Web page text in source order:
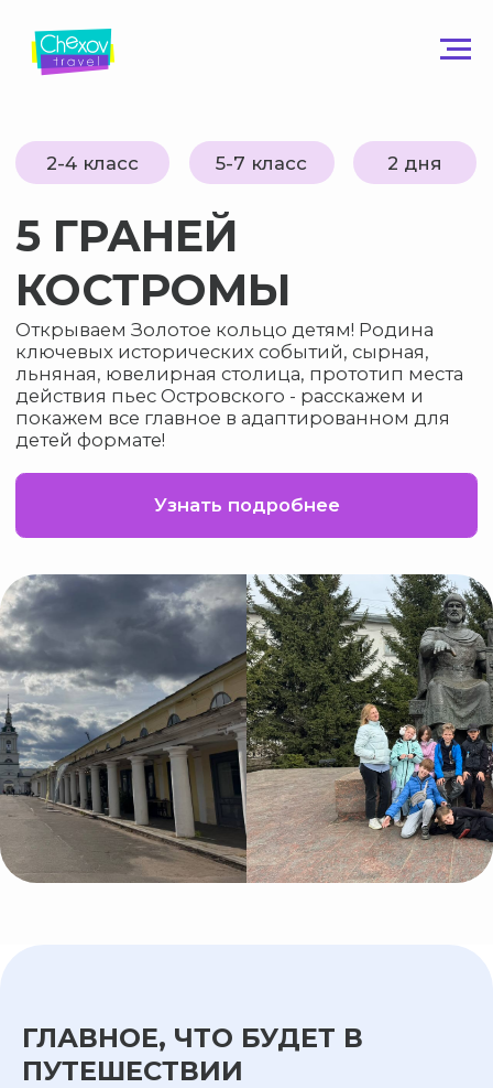
Открываем Золотое кольцо детям! Родина
ключевых исторических событий, сырная,
действия пьес Островского - расскажем и
покажем все главное в адаптированном для
5 ГРАНЕЙ
Узнать подробнее
ГЛАВНОЕ, ЧТО БУДЕТ В
ПУТЕШЕСТВИИ